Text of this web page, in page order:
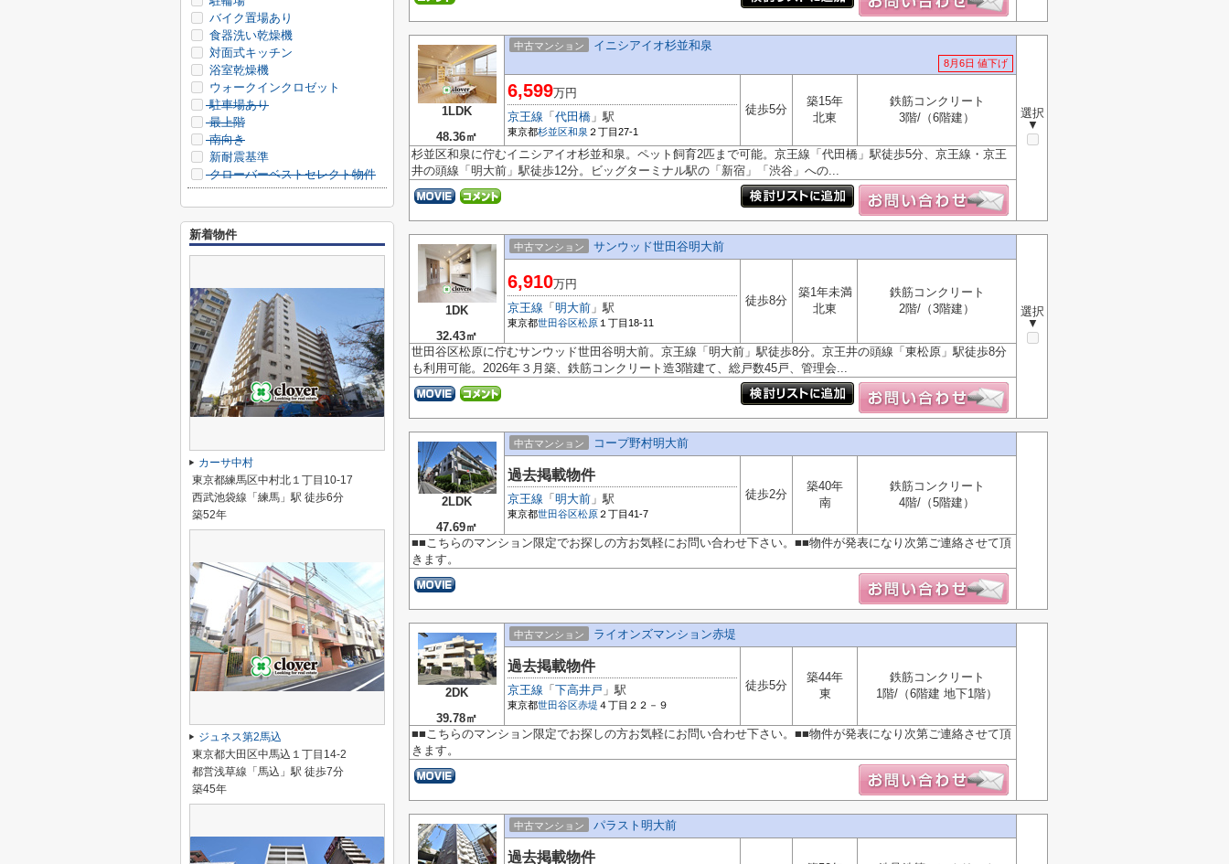
1LDK
48.36㎡
中古マンション イニシアイオ杉並和泉
8月6日 値下げ
選択
▼
6,599万円
京王線 「 代田橋 」駅
東京都杉並区和泉 ２丁目27-1
徒歩5分
築15年
北東
鉄筋コンクリート
3階/（6階建）
杉並区和泉に佇むイニシアイオ杉並和泉。ペット飼育2匹まで可能。京王線「代田橋」駅徒歩5分、京王線・京王
井の頭線「明大前」駅徒歩12分。ビッグターミナル駅の「新宿」「渋谷」への...
1DK
32.43㎡
中古マンション サンウッド世田谷明大前
選択
▼
6,910万円
京王線 「 明大前 」駅
東京都世田谷区松原 １丁目18-11
徒歩8分
築1年未満
北東
鉄筋コンクリート
2階/（3階建）
世田谷区松原に佇むサンウッド世田谷明大前。京王線「明大前」駅徒歩8分。京王井の頭線「東松原」駅徒歩8分
も利用可能。2026年３月築、鉄筋コンクリート造3階建て、総戸数45戸、管理会...
2LDK
47.69㎡
中古マンション コープ野村明大前
過去掲載物件
京王線 「 明大前 」駅
東京都世田谷区松原 ２丁目41-7
徒歩2分
築40年
南
鉄筋コンクリート
4階/（5階建）
■■こちらのマンション限定でお探しの方お気軽にお問い合わせ下さい。■■物件が発表になり次第ご連絡させて頂
きます。
2DK
39.78㎡
中古マンション ライオンズマンション赤堤
過去掲載物件
京王線 「 下高井戸 」駅
東京都世田谷区赤堤 ４丁目２２－９
徒歩5分
築44年
東
鉄筋コンクリート
1階/（6階建 地下1階）
■■こちらのマンション限定でお探しの方お気軽にお問い合わせ下さい。■■物件が発表になり次第ご連絡させて頂
きます。
中古マンション パラスト明大前
過去掲載物件
バイク置場あり
食器洗い乾燥機
対面式キッチン
浴室乾燥機
ウォークインクロゼット
駐車場あり
最上階
南向き
新耐震基準
クローバーベストセレクト物件
新着物件
カーサ中村
東京都練馬区中村北１丁目10-17
西武池袋線「練馬」駅 徒歩6分
築52年
ジュネス第2馬込
東京都大田区中馬込１丁目14-2
都営浅草線「馬込」駅 徒歩7分
築45年